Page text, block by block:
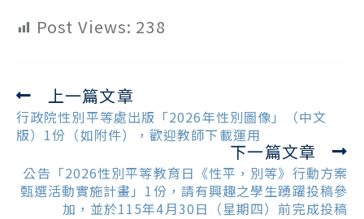
Post Views: 238
Read
more
articles
上一篇文章
行政院性別平等處出版「2026年性別圖像」（中文
版）1份（如附件），歡迎教師下載運用
下一篇文章
公告「2026性別平等教育日《性平，別等》行動方案
甄選活動實施計畫」1份，請有興趣之學生踴躍投稿參
加，並於115年4月30日（星期四）前完成投稿